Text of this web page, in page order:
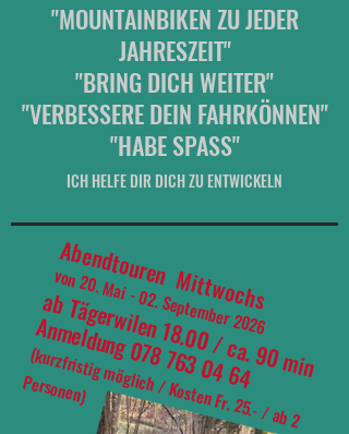
"MOUNTAINBIKEN ZU JEDER
JAHRESZEIT"
"BRING DICH WEITER"
"VERBESSERE DEIN FAHRKÖNNEN"
"HABE SPASS"
ICH HELFE DIR DICH ZU ENTWICKELN
Abendtouren Mittwochs
von 20. Mai - 02. September 2026
ab Tägerwilen 18.00 / ca. 90 min
Anmeldung078 763 04 64
(kurzfristig m
öglich / Kosten Fr. 25.- / ab 2
Personen)